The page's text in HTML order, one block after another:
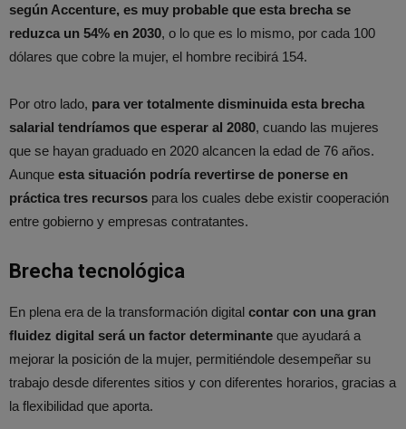
según Accenture, es muy probable que esta brecha se
reduzca un 54% en 2030, o lo que es lo mismo, por cada 100
dólares que cobre la mujer, el hombre recibirá 154.
Por otro lado, para ver totalmente disminuida esta brecha
salarial tendríamos que esperar al 2080, cuando las mujeres
que se hayan graduado en 2020 alcancen la edad de 76 años.
Aunque esta situación podría revertirse de ponerse en
práctica tres recursos para los cuales debe existir cooperación
entre gobierno y empresas contratantes.
Brecha tecnológica
En plena era de la transformación digital contar con una gran
fluidez digital será un factor determinante que ayudará a
mejorar la posición de la mujer, permitiéndole desempeñar su
trabajo desde diferentes sitios y con diferentes horarios, gracias a
la flexibilidad que aporta.